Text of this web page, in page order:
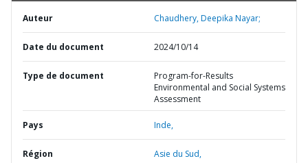
Auteur Chaudhery, Deepika Nayar;
Date du document 2024/10/14
Type de document
Program-for-Results
Environmental and Social Systems
Assessment
Pays Inde,
Région Asie du Sud,